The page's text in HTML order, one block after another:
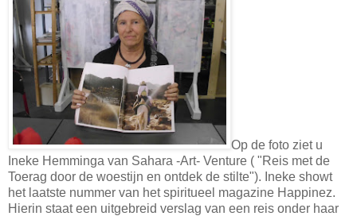
Op de foto ziet u
Ineke Hemminga van Sahara -Art- Venture ( "Reis met de
Toerag door de woestijn en ontdek de stilte"). Ineke showt
het laatste nummer van het spiritueel magazine Happinez.
Hierin staat een uitgebreid verslag van een reis onder haar